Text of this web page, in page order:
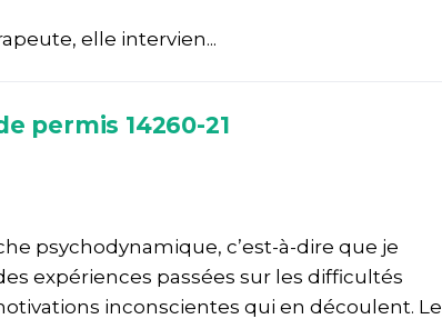
elle intervien...
permis 14260-21
psychodynamique, c’est-à-dire que je
expériences passées sur les difficultés
inconscientes qui en découlent. Le